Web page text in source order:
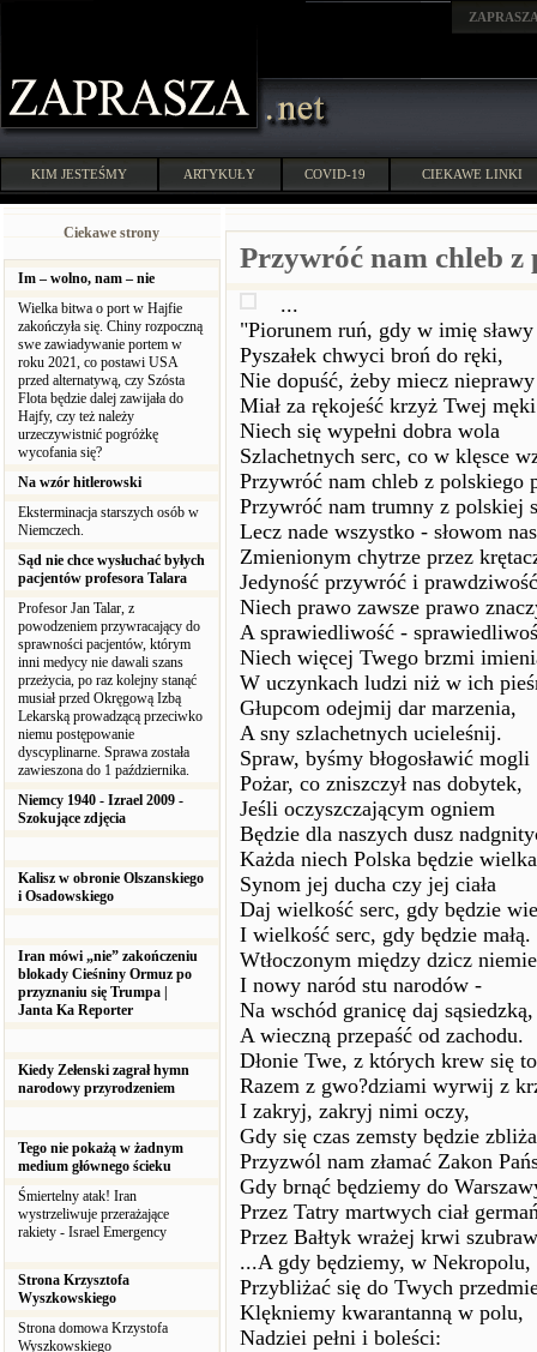
KIM JESTEŚMY ARTYKUŁY COVID-19 CIEKAWE LINKI
Ciekawe strony
Im – wolno, nam – nie
Wielka bitwa o port w Hajfie
zakończyła się. Chiny rozpoczną
swe zawiadywanie portem w
roku 2021, co postawi USA
przed alternatywą, czy Szósta
Flota będzie dalej zawijała do
Hajfy, czy też należy
urzeczywistnić pogróżkę
wycofania się?
Na wzór hitlerowski
Eksterminacja starszych osób w
Niemczech.
Sąd nie chce wysłuchać byłych
pacjentów profesora Talara
Profesor Jan Talar, z
powodzeniem przywracający do
sprawności pacjentów, którym
inni medycy nie dawali szans
przeżycia, po raz kolejny stanąć
musiał przed Okręgową Izbą
Lekarską prowadzącą przeciwko
niemu postępowanie
dyscyplinarne. Sprawa została
zawieszona do 1 października.
Niemcy 1940 - Izrael 2009 -
Szokujące zdjęcia
Kalisz w obronie Olszanskiego
i Osadowskiego
Iran mówi „nie” zakończeniu
blokady Cieśniny Ormuz po
przyznaniu się Trumpa |
Janta Ka Reporter
Kiedy Zełenski zagrał hymn
narodowy przyrodzeniem
Tego nie pokażą w żadnym
medium głównego ścieku
Śmiertelny atak! Iran
wystrzeliwuje przerażające
rakiety - Israel Emergency
Strona Krzysztofa
Wyszkowskiego
Strona domowa Krzystofa
Wyszkowskiego
Przywróć nam chleb z
...
"Piorunem ruń, gdy w imię sławy
Pyszałek chwyci broń do ręki,
Nie dopuść, żeby miecz nieprawy
Miał za rękojeść krzyż Twej
Niech się wypełni dobra wola
Szlachetnych serc, co w klęsce
Przywróć nam chleb z polskiego
Przywróć nam trumny z polskiej
Lecz nade wszystko - słowom
Zmienionym chytrze przez
Jedyność przywróć i
Niech prawo zawsze prawo
A sprawiedliwość -
Niech więcej Twego brzmi
W uczynkach ludzi niż w ich
Głupcom odejmij dar marzenia,
A sny szlachetnych ucieleśnij.
Spraw, byśmy błogosławić mogli
Pożar, co zniszczył nas dobytek,
Jeśli oczyszczającym ogniem
Będzie dla naszych dusz
Każda niech Polska będzie
Synom jej ducha czy jej ciała
Daj wielkość serc, gdy będzie
I wielkość serc, gdy będzie małą.
Wtłoczonym między dzicz
I nowy naród stu narodów -
Na wschód granicę daj sąsiedzką,
A wieczną przepaść od zachodu.
Dłonie Twe, z których krew się
Razem z gwo?dziami wyrwij z
I zakryj, zakryj nimi oczy,
Gdy się czas zemsty będzie
Przyzwól nam złamać Zakon
Gdy brnąć będziemy do
Przez Tatry martwych ciał
Przez Bałtyk wrażej krwi
...A gdy będziemy, w Nekropolu,
Przybliżać się do Twych
Klękniemy kwarantanną w polu,
Nadziei pełni i boleści: